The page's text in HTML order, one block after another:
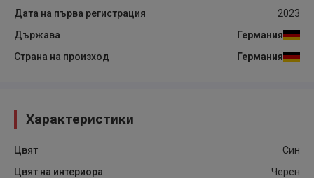
Дата на първа регистрация
2023
Държава
Германия
Страна на произход
Германия
Характеристики
Цвят
Син
Цвят на интериора
Черен